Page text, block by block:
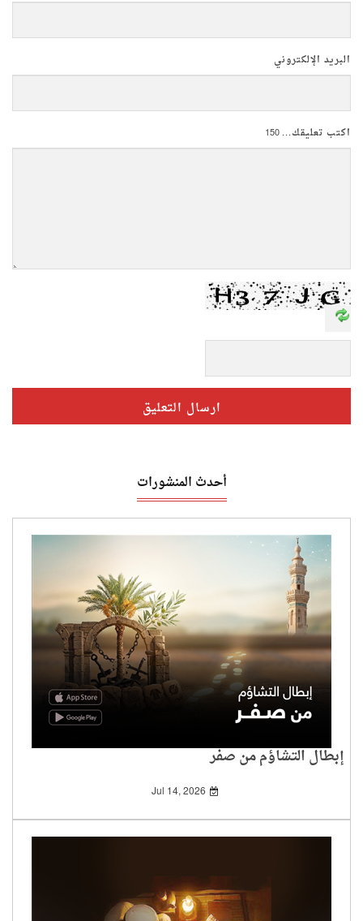
البريد الإلكتروني
اكتب تعليقك...150
أحدث المنشورات
إبطال التشاؤم من صفر
Jul 14, 2026